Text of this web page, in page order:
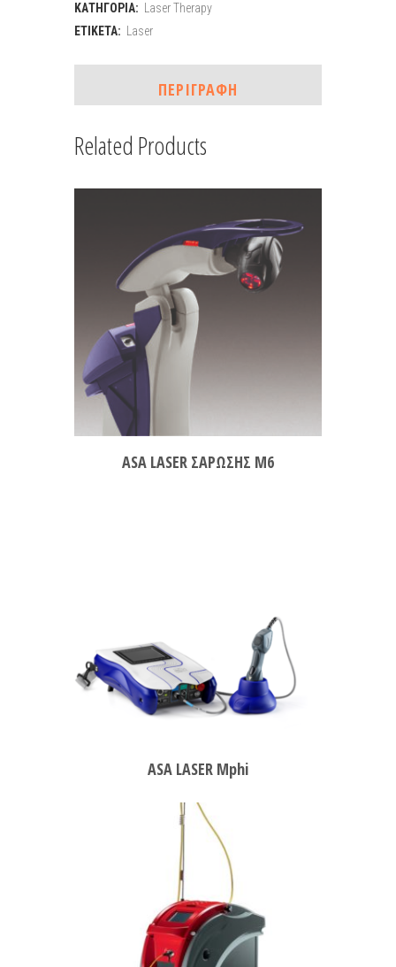
ΚΑΤΗΓΟΡΊΑ: Laser Therapy
ΕΤΙΚΈΤΑ: Laser
ΠΕΡΙΓΡΑΦΉ
Related Products
ASA LASER ΣΑΡΩΣΗΣ M6
ASA LASER Mphi